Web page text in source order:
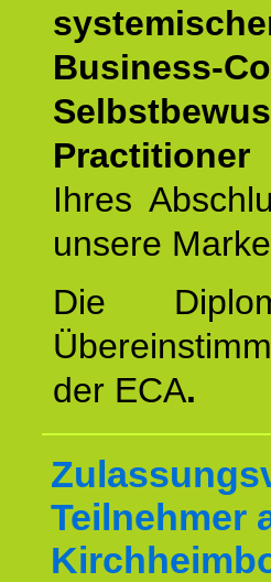
Business-
Ihres
unsere
Die
der ECA.
Teilnehmer